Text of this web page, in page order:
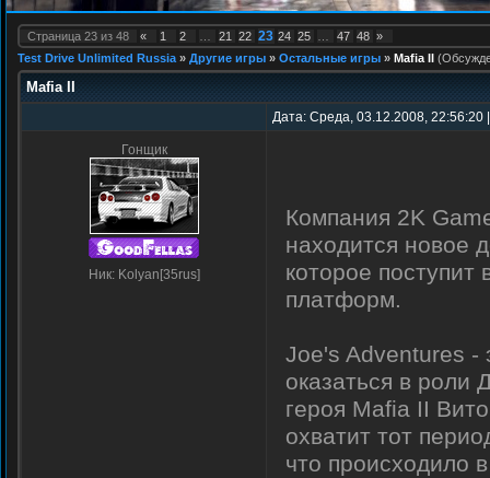
Страница 23 из 48 « 1 2 21 22 23 24 25 47 48 »
Test Drive Unlimited Russia » Другие игры » Остальные игры » Mafia II
Mafia II
Дата: Среда, 03.12.2008,
Гонщик
Ник: Kolyan[35rus]
Компания 2K
находится новое
которое
платформ.
Joe's Adventures -
оказаться в роли
героя Mafia II
охватит тот
что происходило